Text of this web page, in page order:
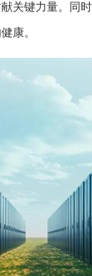
关键力量。同
康。